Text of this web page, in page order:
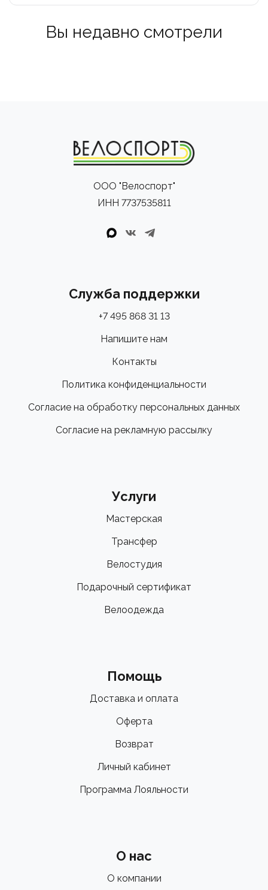
Вы недавно смотрели
ООО "Велоспорт"
ИНН 7737535811
Служба поддержки
+7 495 868 31 13
Напишите нам
Контакты
Политика конфиденциальности
Согласие на обработку персональных данных
Согласие на рекламную рассылку
Услуги
Мастерская
Трансфер
Велостудия
Подарочный сертификат
Велоодежда
Помощь
Доставка и оплата
Оферта
Возврат
Личный кабинет
Программа Лояльности
О нас
О компании